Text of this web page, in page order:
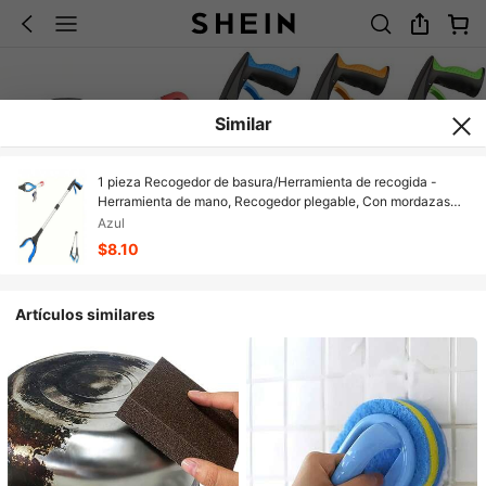
Similar
1 pieza Recogedor de basura/Herramienta de recogida -
Herramienta de mano, Recogedor plegable, Con mordazas
giratorias a 360° y punta magnética, Recogedor superior para
recoger basura, Recogedor ligero, Adecuado para personas
mayores/ancianos
Azul
$8.10
Artículos similares